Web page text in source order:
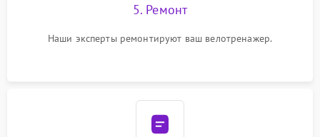
5. Ремонт
Наши эксперты ремонтируют ваш велотренажер.